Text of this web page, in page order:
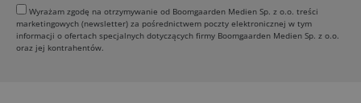
30.07.2026
Amazone ZG-TX precyzyjniejszy rozsiewacz
29.07.2026
Wyrażam zgodę na otrzymywanie od Boomgaarden Medien Sp. z o.o. treści
marketingowych (newsletter) za pośrednictwem poczty elektronicznej w tym
informacji o ofertach specjalnych dotyczących firmy Boomgaarden Medien Sp. z o.o.
oraz jej kontrahentów.